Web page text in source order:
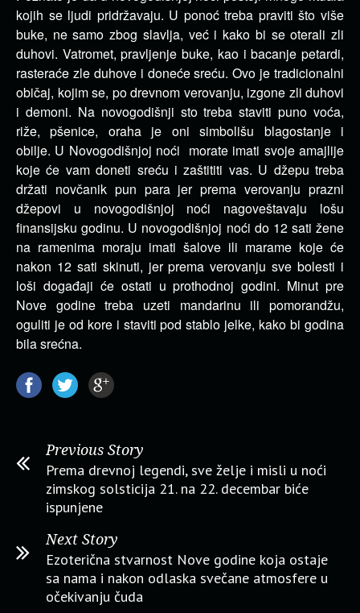
kojih se ljudi pridržavaju. U ponoć treba praviti što više
buke, ne samo zbog slavlja, već i kako bi se oterali zli
duhovi. Vatromet, pravljenje buke, kao i bacanje petardi,
rasteraće zle duhove i doneće sreću. Ovo je tradicionalni
običaj, kojim se, po drevnom verovanju, izgone zli duhovi
i demoni. Na novogodišnji sto treba staviti puno voća,
riže, pšenice, oraha je oni simbolišu blagostanje i
obilje. U Novogodišnjoj noći morate imati svoje amajlije
koje će vam doneti sreću i zaštititi vas. U džepu treba
držati novčanik pun para jer prema verovanju prazni
džepovi u novogodišnjoj noći nagoveštavaju lošu
finansijsku godinu. U novogodišnjoj noći do 12 sati žene
na ramenima moraju imati šalove ili marame koje će
nakon 12 sati skinuti, jer prema verovanju sve bolesti i
loši događaji će ostati u prothodnoj godini. Minut pre
Nove godine treba uzeti mandarinu ili pomorandžu,
oguliti je od kore i staviti pod stablo jelke, kako bi godina
bila srećna.
Previous Story
Prema drevnoj legendi, sve želje i misli u noći
zimskog solsticija 21. na 22. decembar biće
ispunjene
Next Story
Ezoterična stvarnost Nove godine koja ostaje
sa nama i nakon odlaska svečane atmosfere u
očekivanju čuda